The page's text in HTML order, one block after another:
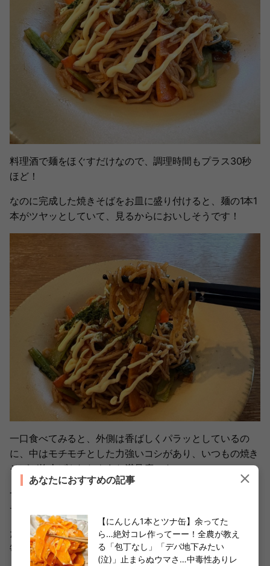
料理酒で麺をほぐすだけなので、調理時間もプラス30秒
ほど！
なのに完成した焼きそばをお皿に盛り付けると、麺の1本1
本がツヤッとしていて、見るからにおいしそうです！
一口食べてみると、外側は香ばしくパラッとしているの
に、中はモチモチとした力強いコシがあり、いつもの焼き
そばが格上げされたような満足度です。
一緒に食べた妻も「え、今日の焼きそばなんでこんなにモ
チモチなの？」と目を丸くして驚いていました（笑）。
たったひと手間くわえるだけでここまで違うなら、これは
毎回やりたい裏ワザ！
あなたにおすすめの記事
【にんじん1本とツナ缶】余ってた
ら…絶対コレ作ってーー！全農が教え
る「包丁なし」「デパ地下みたい
(泣)」止まらぬウマさ…中毒性ありレ